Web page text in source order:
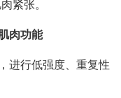
紧张。
肉功能
进行低强度、重复性